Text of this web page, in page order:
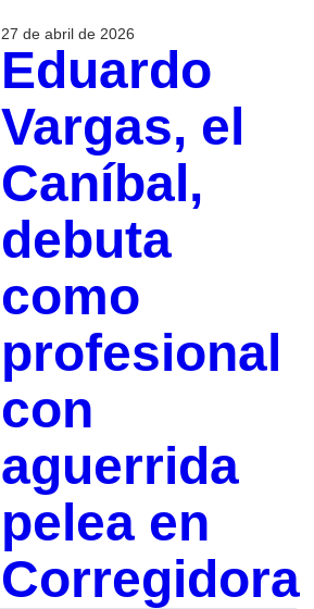
27 de abril de 2026
Eduardo
Vargas, el
Caníbal,
debuta
como
profesional
con
aguerrida
pelea en
Corregidora